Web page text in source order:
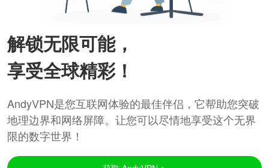
解锁无限可能，
享受全球精彩！
AndyVPN是您互联网体验的最佳伴侣，它帮助您突破
地理边界和网络屏障。让您可以尽情地享受这个无界
限的数字世界！